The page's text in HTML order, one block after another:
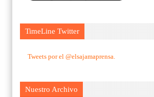
TimeLine Twitter
Tweets por el @elsajamaprensa.
Nuestro Archivo